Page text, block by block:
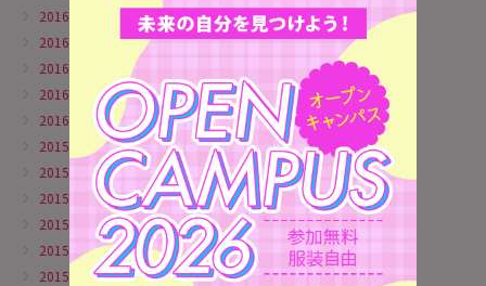
2016年5月
2016年4月
2016年3月
2016年2月
2016年1月
2015年12月
2015年11月
2015年10月
2015年9月
2015年8月
2015年6月